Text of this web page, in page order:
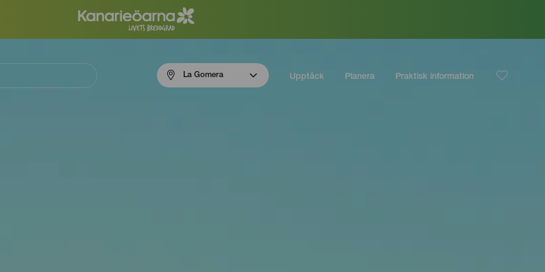
La Gomera Upptäck Planera Praktisk information